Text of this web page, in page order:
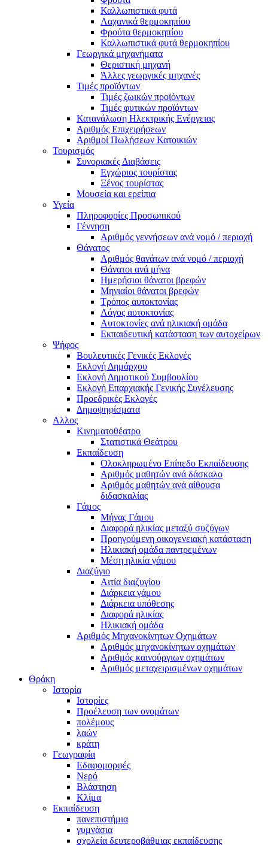
Καλλωπιστικά φυτά
Λαχανικά θερμοκηπίου
Φρούτα θερμοκηπίου
Καλλωπιστικά φυτά θερμοκηπίου
Γεωργικά μηχανήματα
Θεριστική μηχανή
Άλλες γεωργικές μηχανές
Τιμές προϊόντων
Τιμές ζωικών προϊόντων
Τιμές φυτικών προϊόντων
Κατανάλωση Ηλεκτρικής Ενέργειας
Αριθμός Επιχειρήσεων
Αριθμοί Πωλήσεων Κατοικιών
Τουρισμός
Συνοριακές Διαβάσεις
Εγχώριος τουρίστας
Ξένος τουρίστας
Μουσεία και ερείπια
Υγεία
Πληροφορίες Προσωπικού
Γέννηση
Αριθμός γεννήσεων ανά νομό / περιοχή
Θάνατος
Αριθμός θανάτων ανά νομό / περιοχή
Θάνατοι ανά μήνα
Ημερήσιοι θάνατοι βρεφών
Μηνιαίοι θάνατοι βρεφών
Τρόπος αυτοκτονίας
Λόγος αυτοκτονίας
Αυτοκτονίες ανά ηλικιακή ομάδα
Εκπαιδευτική κατάσταση των αυτοχείρων
Ψήφος
Βουλευτικές Γενικές Εκλογές
Εκλογή Δημάρχου
Εκλογή Δημοτικού Συμβουλίου
Εκλογή Επαρχιακής Γενικής Συνέλευσης
Προεδρικές Εκλογές
Δημοψηφίσματα
Αλλος
Κινηματοθέατρο
Στατιστικά Θεάτρου
Εκπαίδευση
Ολοκληρωμένο Επίπεδο Εκπαίδευσης
Αριθμός μαθητών ανά δάσκαλο
Αριθμός μαθητών ανά αίθουσα
διδασκαλίας
Γάμος
Μήνας Γάμου
Διαφορά ηλικίας μεταξύ συζύγων
Προηγούμενη οικογενειακή κατάσταση
Ηλικιακή ομάδα παντρεμένων
Μέση ηλικία γάμου
Διαζύγιο
Αιτία διαζυγίου
Διάρκεια γάμου
Διάρκεια υπόθεσης
Διαφορά ηλικίας
Ηλικιακή ομάδα
Αριθμός Μηχανοκίνητων Οχημάτων
Αριθμός μηχανοκίνητων οχημάτων
Αριθμός καινούργιων οχημάτων
Αριθμός μεταχειρισμένων οχημάτων
Θράκη
Ιστορία
Ιστορίες
Προέλευση των ονομάτων
πολέμους
λαών
κράτη
Γεωγραφία
Εδαφομορφές
Νερό
Βλάστηση
Κλίμα
Εκπαίδευση
πανεπιστήμια
γυμνάσια
σχολεία δευτεροβάθμιας εκπαίδευσης